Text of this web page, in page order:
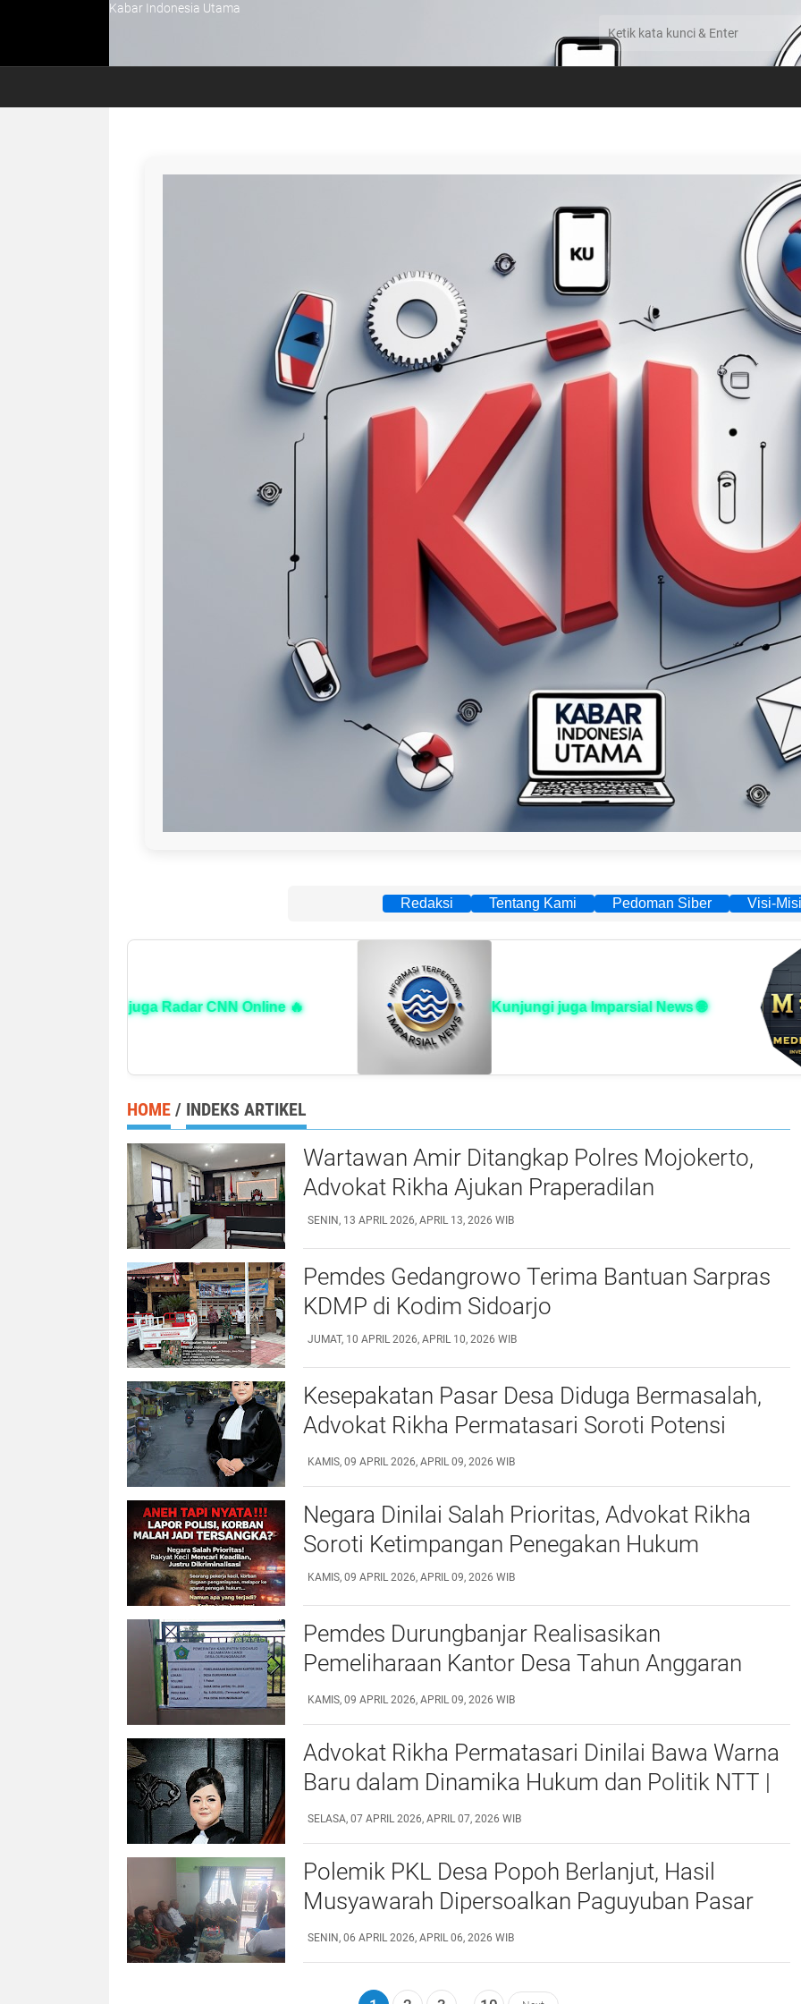
Kabar Indonesia Utama
Redaksi Tentang Kami Pedoman Siber Visi-Misi
Kunjungi juga Radar CNN Online 🔥 Kunjungi juga Imparsial News 🌐
HOME / INDEKS ARTIKEL
Wartawan Amir Ditangkap Polres Mojokerto,
Advokat Rikha Ajukan Praperadilan
SENIN, 13 APRIL 2026, APRIL 13, 2026 WIB
‎Pemdes Gedangrowo Terima Bantuan Sarpras
KDMP di Kodim Sidoarjo
JUMAT, 10 APRIL 2026, APRIL 10, 2026 WIB
Kesepakatan Pasar Desa Diduga Bermasalah,
Advokat Rikha Permatasari Soroti Potensi
Pelanggaran Hukum
KAMIS, 09 APRIL 2026, APRIL 09, 2026 WIB
Negara Dinilai Salah Prioritas, Advokat Rikha
Soroti Ketimpangan Penegakan Hukum
KAMIS, 09 APRIL 2026, APRIL 09, 2026 WIB
Pemdes Durungbanjar Realisasikan
Pemeliharaan Kantor Desa Tahun Anggaran
2026
KAMIS, 09 APRIL 2026, APRIL 09, 2026 WIB
‎Advokat Rikha Permatasari Dinilai Bawa Warna
Baru dalam Dinamika Hukum dan Politik NTT |
Ini Penjelasannya.
SELASA, 07 APRIL 2026, APRIL 07, 2026 WIB
Polemik PKL Desa Popoh Berlanjut, Hasil
Musyawarah Dipersoalkan Paguyuban Pasar
Tradisional Desa Popoh
SENIN, 06 APRIL 2026, APRIL 06, 2026 WIB